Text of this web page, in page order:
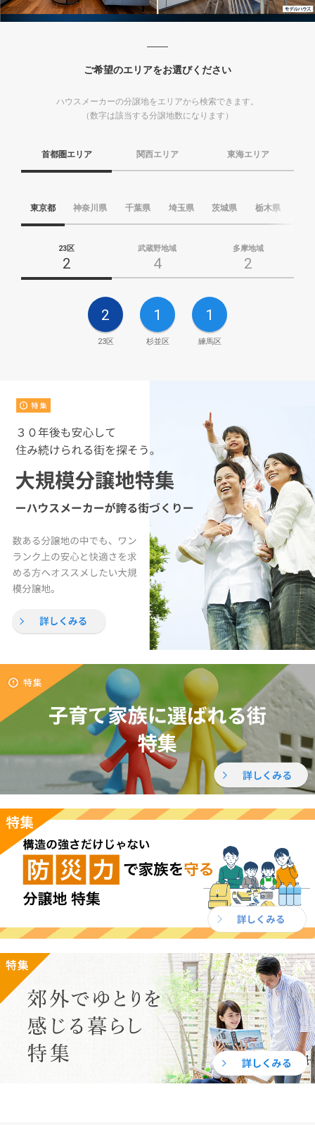
ご希望のエリアをお選びください
ハウスメーカーの分譲地をエリアから検索できます。
（数字は該当する分譲地数になります）
首都圏エリア 関西エリア 東海エリア
東京都 神奈川県 千葉県 埼玉県 茨城県 栃木県
23区
2
武蔵野地域
4
多摩地域
2
2
23区
1
杉並区
1
練馬区